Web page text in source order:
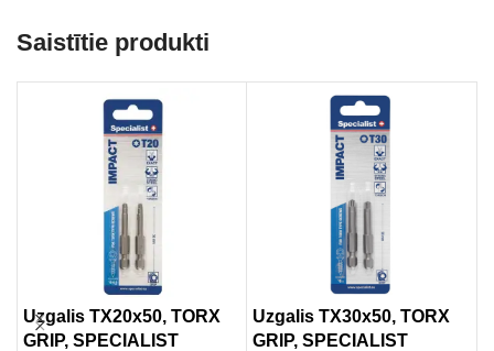
Saistītie produkti
Uzgalis TX20x50, TORX
GRIP, SPECIALIST
Uzgalis TX30x50, TORX
GRIP, SPECIALIST